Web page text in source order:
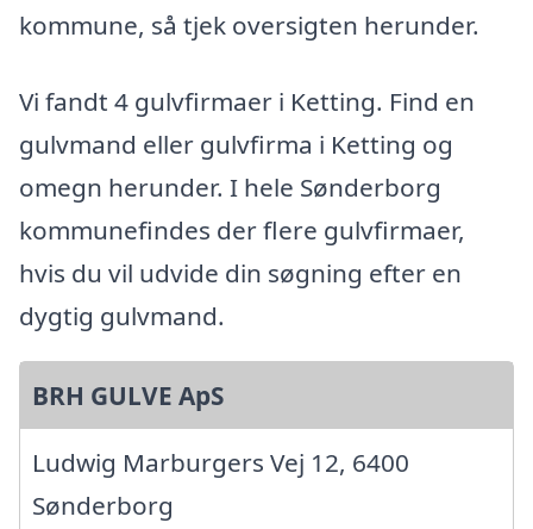
kommune, så tjek oversigten herunder.
Vi fandt 4 gulvfirmaer i Ketting. Find en
gulvmand eller gulvfirma i Ketting og
omegn herunder. I hele Sønderborg
kommunefindes der flere gulvfirmaer,
hvis du vil udvide din søgning efter en
dygtig gulvmand.
BRH GULVE ApS
Ludwig Marburgers Vej 12, 6400
Sønderborg